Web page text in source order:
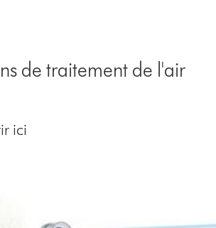
de traitement de l'air
ici